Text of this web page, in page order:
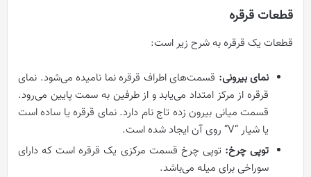
قطعات قرقره
قطعات یک قرقره به شرح زیر است:
نمای بیرونی: قسمت‌های اطراف قرقره نما نامیده می‌شود. نمای
قرقره از مرکز امتداد می‌یابد و از طرفین به سمت پایین می‌رود.
قسمت میانی بیرون زده تاج نام دارد. نمای قرقره یا ساده است
یا شیار “V” روی آن ایجاد شده است.
توپی چرخ: توپی چرخ قسمت مرکزی یک قرقره است که دارای
سوراخی برای میله می‌باشد.